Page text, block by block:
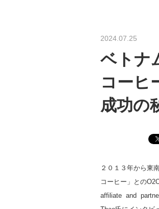
2024.07.25
ベトナ
コーヒ
成功の
２０１３年から東
コーヒー」との
affiliate and